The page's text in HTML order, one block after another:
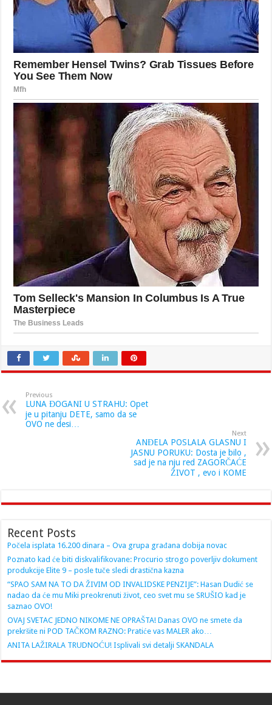
Previous
LUNA ĐOGANI U STRAHU: Opet
je u pitanju DETE, samo da se
OVO ne desi…
Next
ANĐELA POSLALA GLASNU I
JASNU PORUKU: Dosta je bilo ,
sad je na nju red ZAGORČAĆE
ŽIVOT , evo i KOME
Recent Posts
Počela isplata 16.200 dinara – Ova grupa građana dobija novac
Poznato kad će biti diskvalifikovane: Procurio strogo poverljiv dokument
produkcije Elite 9 – posle tuče sledi drastična kazna
“SPAO SAM NA TO DA ŽIVIM OD INVALIDSKE PENZIJE”: Hasan Dudić se
nadao da će mu Miki preokrenuti život, ceo svet mu se SRUŠIO kad je
saznao OVO!
OVAJ SVETAC JEDNO NIKOME NE OPRAŠTA! Danas OVO ne smete da
prekršite ni POD TAČKOM RAZNO: Pratiće vas MALER ako…
ANITA LAŽIRALA TRUDNOĆU! Isplivali svi detalji SKANDALA